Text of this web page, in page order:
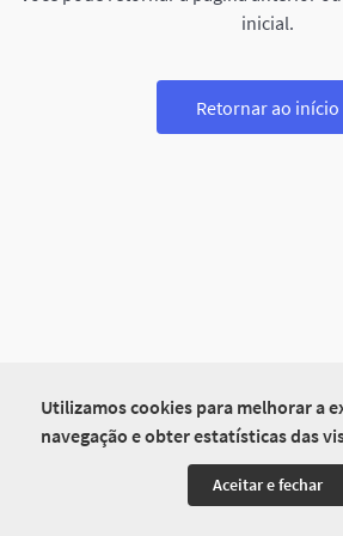
Utilizamos cookies para melhorar a
navegação e obter estatísticas das
Aceitar e fechar
inicial.
Retornar ao início